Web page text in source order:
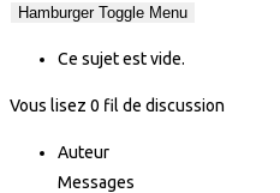
Hamburger Toggle Menu
Ce sujet est vide.
Vous lisez 0 fil de discussion
Auteur
Messages